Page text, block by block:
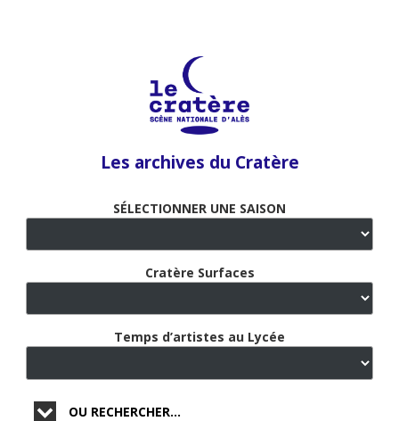
Les archives du Cratère
SÉLECTIONNER UNE SAISON
Cratère Surfaces
Temps d’artistes au Lycée
OU RECHERCHER...